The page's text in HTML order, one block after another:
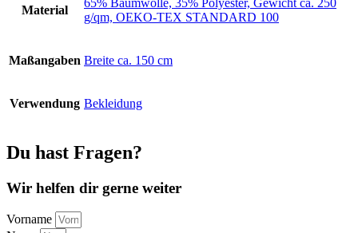
Material
g/qm, OEKO-TEX STANDARD 100
Maßangaben Breite ca. 150 cm
Verwendung Bekleidung
Du hast Fragen?
Wir helfen dir gerne weiter
Vorname